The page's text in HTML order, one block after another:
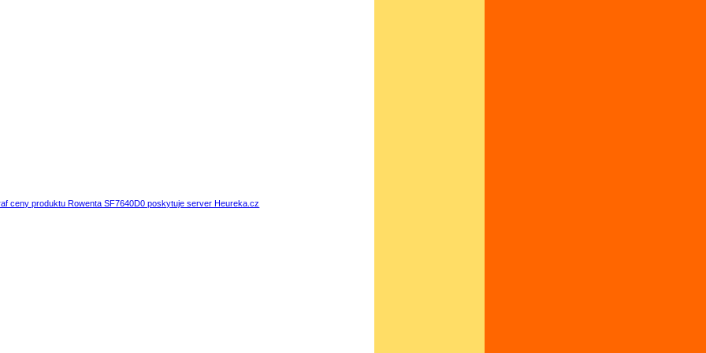
ceny produktu Rowenta SF7640D0 poskytuje server Heureka.cz